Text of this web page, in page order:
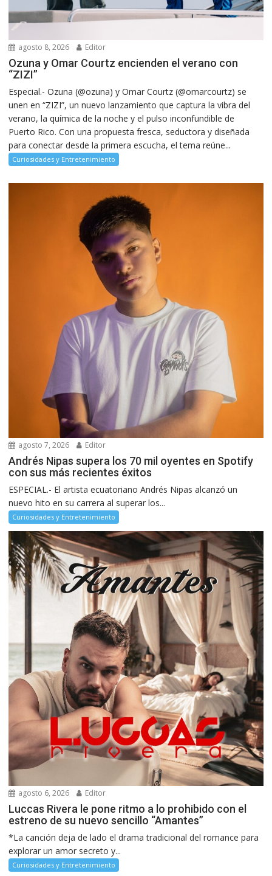
agosto 8, 2026 Editor
Ozuna y Omar Courtz encienden el verano con
“ZIZI”
Especial.- Ozuna (@ozuna) y Omar Courtz (@omarcourtz) se
unen en “ZIZI”, un nuevo lanzamiento que captura la vibra del
verano, la química de la noche y el pulso inconfundible de
Puerto Rico. Con una propuesta fresca, seductora y diseñada
para conectar desde la primera escucha, el tema reúne...
Curiosidades y Entretenimiento
agosto 7, 2026 Editor
Andrés Nipas supera los 70 mil oyentes en Spotify
con sus más recientes éxitos
ESPECIAL.- El artista ecuatoriano Andrés Nipas alcanzó un
nuevo hito en su carrera al superar los...
Curiosidades y Entretenimiento
agosto 6, 2026 Editor
Luccas Rivera le pone ritmo a lo prohibido con el
estreno de su nuevo sencillo “Amantes”
*La canción deja de lado el drama tradicional del romance para
explorar un amor secreto y...
Curiosidades y Entretenimiento